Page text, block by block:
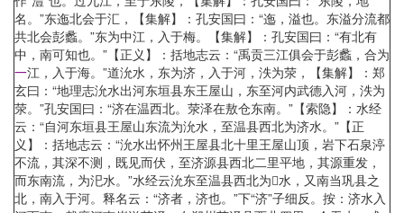
名。”东迤北会于汇，【集解】：孔安国曰：“迤，溢也。东溢分流都
共北会彭蠡。”东为中江，入于梅。【集解】：孔安国曰：“有北有
中，南可知也。”【正义】：括地志云：“禹贡三江俱会于彭蠡，合为
一江，入于海。”道沇水，东为济，入于河，泆为荥，【集解】：郑
玄曰：“地理志沇水出河东垣县东王屋山，东至河内武德入河，泆为
荥。”孔安国曰：“济在温西北。荥泽在敖仓东南。”【索隐】：水经
云：“自河东垣县王屋山东流为沇水，至温县西北为济水。”【正
义】：括地志云：“沇水出怀州王屋县北十里王屋山顶，岩下石泉渟
不流，其深不测，既见而伏，至济源县西北二里平地，其源重发，
而东南流，为汜水。”水经云沇东至温县西北为水，又南当巩县之
北，南入于河。释名云：“济者，济也。”下“济”子细反。按：济水入